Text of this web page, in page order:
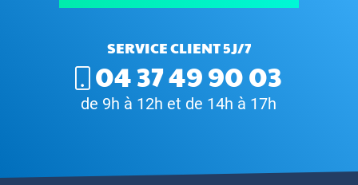
SERVICE CLIENT 5J/7
04 37 49 90 03
de 9h à 12h et de 14h à 17h